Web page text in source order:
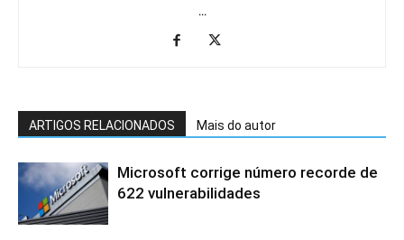
...
ARTIGOS RELACIONADOS Mais do autor
Microsoft corrige número recorde de
622 vulnerabilidades